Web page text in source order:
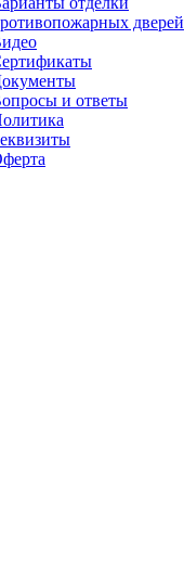
дверей
и ответы